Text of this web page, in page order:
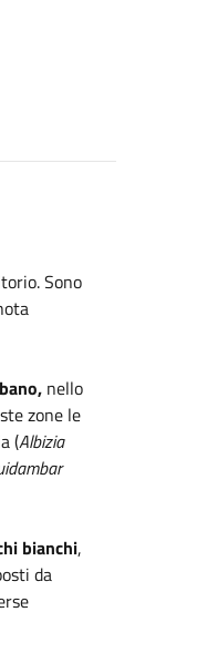
Sono
nello
zone le
(Albizia
bianchi,
da